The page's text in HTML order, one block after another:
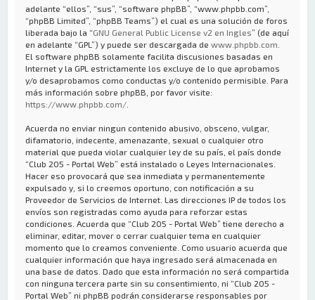
adelante “ellos”, “sus”, “software phpBB”, “www.phpbb.com”,
“phpBB Limited”, “phpBB Teams”) el cual es una solución de foros
liberada bajo la “GNU General Public License v2 en Ingles” (de aquí
en adelante “GPL”) y puede ser descargada dewww.phpbb.com
El software phpBB solamente facilita discusiones basadas en
Internet y la GPL estrictamente los excluye de lo que aprobamos
y/o desaprobamos como conductas y/o contenido permisible. Para
más información sobre phpBB, por favor visite:
https://www.phpbb.com/
Acuerda no enviar ningun contenido abusivo, obsceno, vulgar,
difamatorio, indecente, amenazante, sexual o cualquier otro
material que pueda violar cualquier ley de su país, el país donde
“Club 205 - Portal Web” está instalado o Leyes Internacionales.
Hacer eso provocará que sea inmediata y permanentemente
expulsado y, si lo creemos oportuno, con notificación a su
Proveedor de Servicios de Internet. Las direcciones IP de todos los
envíos son registradas como ayuda para reforzar estas
condiciones. Acuerda que “Club 205 - Portal Web” tiene derecho a
eliminar, editar, mover o cerrar cualquier tema en cualquier
momento que lo creamos conveniente. Como usuario acuerda que
cualquier información que haya ingresado será almacenada en
una base de datos. Dado que esta información no será compartida
con ninguna tercera parte sin su consentimiento, ni “Club 205 -
Portal Web” ni phpBB podrán considerarse responsables por